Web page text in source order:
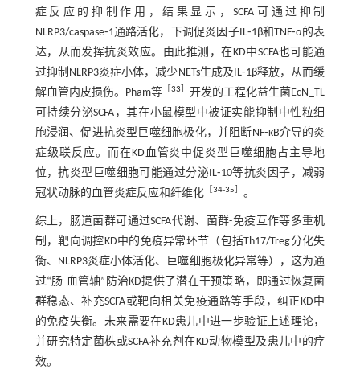
症反应的抑制作用，结果显示，SCFA可通过抑制
NLRP3/caspase⁃1通路活化，下调促炎因子IL⁃1β和TNF⁃α的表
达，从而发挥抗炎效应。由此推测，在KD中SCFA也可能通
过抑制NLRP3炎症小体，减少NETs生成及IL⁃1β释放，从而缓
解血管内皮损伤。Pham等［33 ］开发的工程化益生菌EcN_TL
可持续分泌SCFA，其在小鼠模型中被证实能抑制中性粒细
胞浸润、促进抗炎型巨噬细胞极化，并阻断NF⁃κB介导的炎
症级联反应。而在KD血管炎中促炎型巨噬细胞占主导地
位，抗炎型巨噬细胞可能通过分泌IL⁃10等抗炎因子，减弱
冠状动脉的血管炎症反应和纤维化
34-35 。
综上，肠道菌群可通过SCFA代谢、菌群-免疫互作等多重机
制，靶向调控KD中的免疫异常环节（包括Th17/Treg分化失
衡、NLRP3炎症小体活化、巨噬细胞极化异常等），这为通
过“肠-血管轴”防治KD提供了潜在干预策略，即通过恢复菌
群稳态、补充SCFA或靶向相关免疫通路等手段，纠正KD中
的免疫失衡。未来需要在KD患儿中进一步验证上述理论，
并研究特定菌株或SCFA补充剂在KD动物模型及患儿中的疗
效。